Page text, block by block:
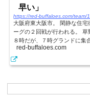
早い」
https://red-buffaloes.com/team/
大阪府東大阪市。 閑静な住
ーグの２回戦が行われる。
８時だが、７時グランドに集
に家を出る準備を行う。 今
り、試合ができるかは６時の
絡はないため、とりあえずグ
グラン...
red-buffaloes.com